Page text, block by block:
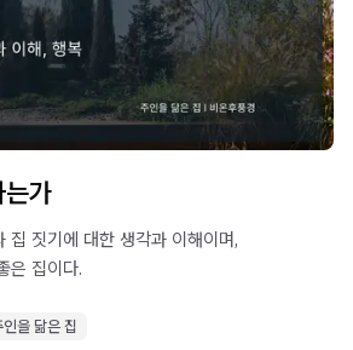
가
집 짓기에 대한 생각과 이해이며,
은 집이다.
인을 닮은 집